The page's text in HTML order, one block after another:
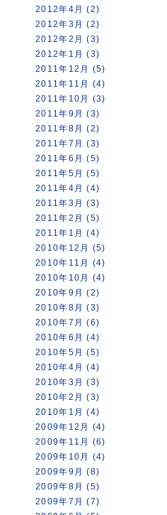
2012年4月 (2)
2012年3月 (2)
2012年2月 (3)
2012年1月 (3)
2011年12月 (5)
2011年11月 (4)
2011年10月 (3)
2011年9月 (3)
2011年8月 (2)
2011年7月 (3)
2011年6月 (5)
2011年5月 (5)
2011年4月 (4)
2011年3月 (3)
2011年2月 (5)
2011年1月 (4)
2010年12月 (5)
2010年11月 (4)
2010年10月 (4)
2010年9月 (2)
2010年8月 (3)
2010年7月 (6)
2010年6月 (4)
2010年5月 (5)
2010年4月 (4)
2010年3月 (3)
2010年2月 (3)
2010年1月 (4)
2009年12月 (4)
2009年11月 (6)
2009年10月 (4)
2009年9月 (8)
2009年8月 (5)
2009年7月 (7)